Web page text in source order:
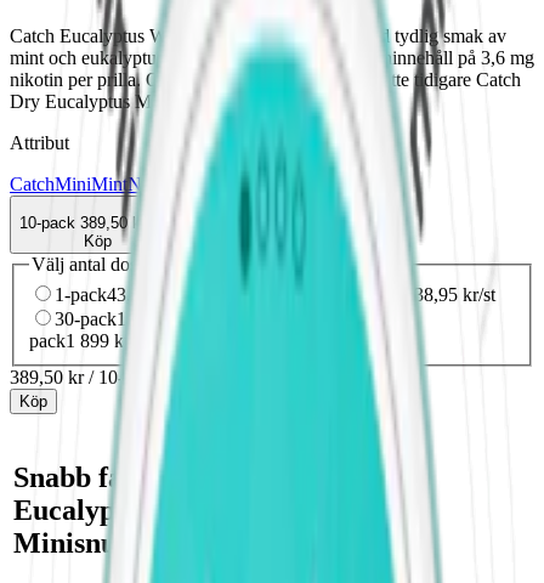
Catch Eucalyptus White Mini är ett minisnus med tydlig smak av
mint och eukalyptus. Snus med ett mildare nikotininnehåll på 3,6 mg
nikotin per prilla. OBS! Ny design och recept. Hette tidigare Catch
Dry Eucalyptus Minisnus.
Attribut
CatchMiniMintNormal Snus Vit Portion
10-pack 389,50 kr
Köp
Välj antal dosor
1-pack43,90 kr 43,90 kr /st 389,50 kr38,95 kr/st
30-pack1 156,80 kr
pack1 899 kr 37,98 kr
389,50 kr / 10-pack
Köp
Snabb fakta om Catch
Eucalyptus White
Minisnus